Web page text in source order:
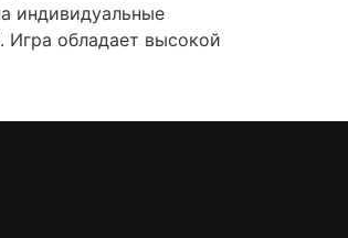
индивидуальные
обладает высокой